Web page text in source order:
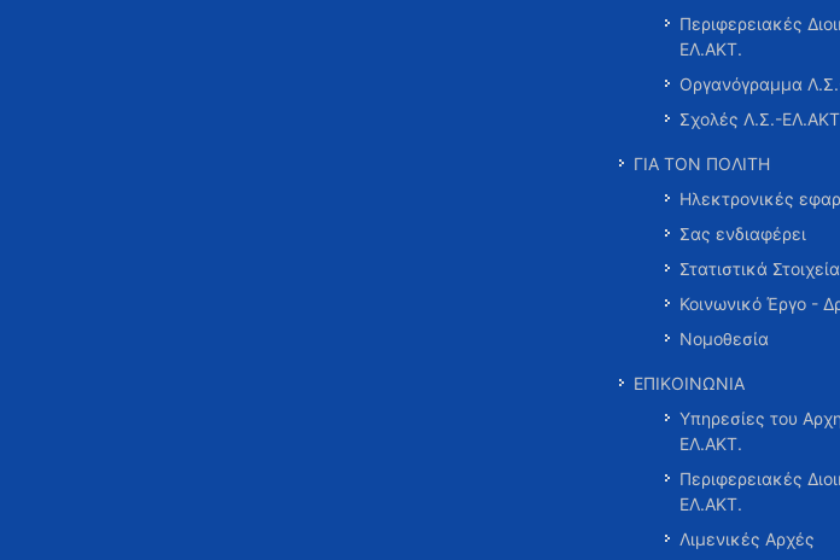
Περιφερειακές
ΕΛ.ΑΚΤ.
Οργανόγραμμα
Σχολές Λ.Σ.-
ΓΙΑ ΤΟΝ ΠΟΛΙΤΗ
Ηλεκτρονικές
Σας ενδιαφέρει
Στατιστικά Στοιχεία
Κοινωνικό Έργο -
Νομοθεσία
ΕΠΙΚΟΙΝΩΝΙΑ
Υπηρεσίες του
ΕΛ.ΑΚΤ.
Περιφερειακές
ΕΛ.ΑΚΤ.
Λιμενικές Αρχές